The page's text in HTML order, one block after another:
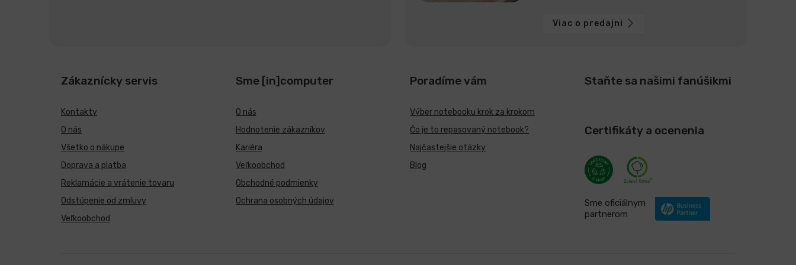
Viac o predajni
Zákaznícky servis
Kontakty
O nás
Všetko o nákupe
Doprava a platba
Reklamácie a vrátenie tovaru
Odstúpenie od zmluvy
Veľkoobchod
Sme [in]computer
O nás
Hodnotenie zákazníkov
Kariéra
Veľkoobchod
Obchodné podmienky
Ochrana osobných údajov
Poradíme vám
Výber notebooku krok za krokom
Čo je to repasovaný notebook?
Najčastejšie otázky
Blog
Staňte sa našimi fanúšikmi
Certifikáty a ocenenia
Sme oficiálnym
partnerom